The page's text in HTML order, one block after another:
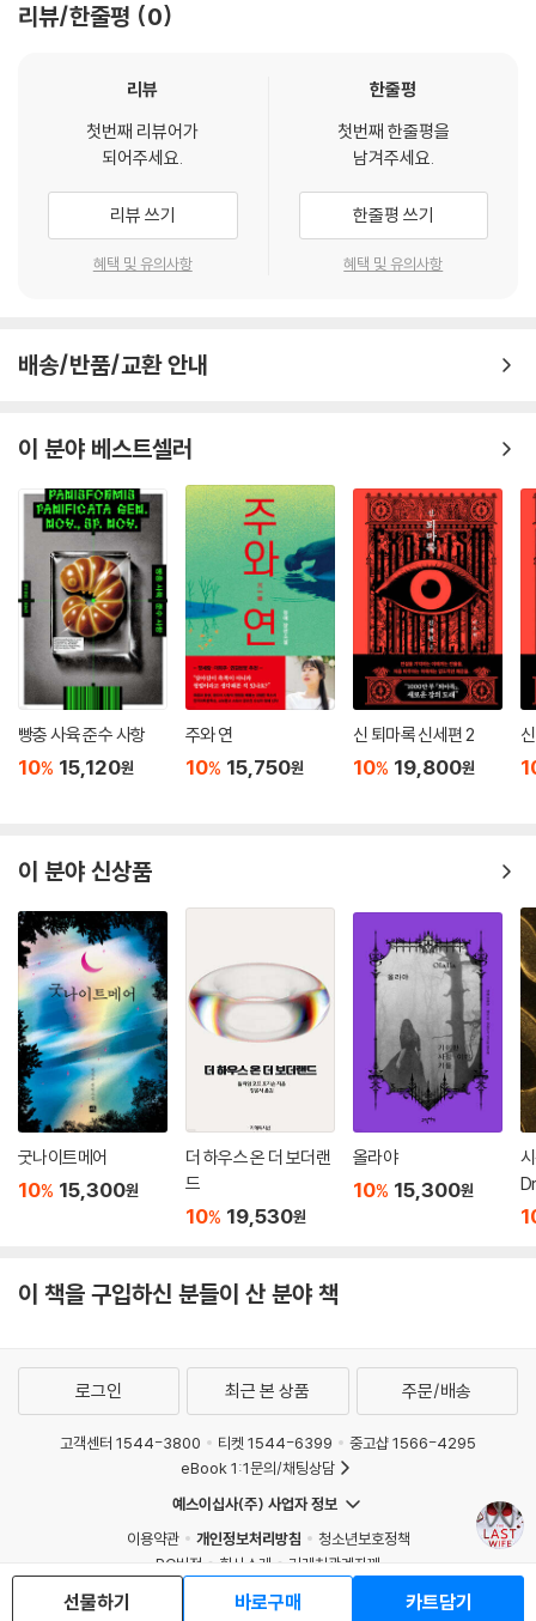
리뷰/한줄평 0
리뷰
첫번째 리뷰어가
되어주세요.
리뷰 쓰기
혜택 및 유의사항
한줄평
첫번째 한줄평을
남겨주세요.
한줄평 쓰기
혜택 및 유의사항
배송/반품/교환 안내
이 분야 베스트셀러
빵충 사육 준수 사항
10% 15,120원
주와 연
10% 15,750원
신 퇴마록 신세편 2
10% 19,800원
이 분야 신상품
굿나이트메어
10% 15,300원
더 하우스 온 더 보더랜
드
10% 19,530원
올라야
10% 15,300원
이 책을 구입하신 분들이 산 분야 책
선물하기 바로구매 카트담기
로그인 최근 본 상품 주문/배송
고객센터 1544-3800 티켓 1544-6399
중고샵 1566-4295
eBook 1:1문의/채팅상담
예스이십사(주) 사업자 정보
이용약관
개인정보처리방침
청소년보호정책
PC버전
회사소개
거래처관계자께